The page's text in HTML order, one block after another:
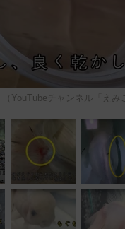
YouTubeチャンネル「えみ